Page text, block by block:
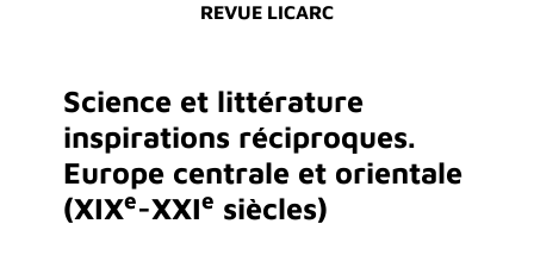
REVUE LICARC
Science et littérature
inspirations réciproques.
Europe centrale et orientale
(XIXe-XXIe siècles)